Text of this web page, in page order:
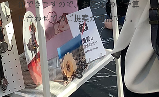
作できますので、お客様 のご予算
に合わせてのご提案が可能です。
3